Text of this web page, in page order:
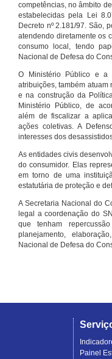
competências, no âmbito
estabelecidas pela Lei
Decreto nº 2.181/97. São,
atendendo diretamente os
consumo local, tendo
Nacional de Defesa do
O Ministério Público e a
atribuições, também atuam
e na construção da
Ministério Público, de
além de fiscalizar a
ações coletivas. A
interesses dos
As entidades civis
do consumidor. Elas
em torno de uma
estatutária de proteção e
A Secretaria Nacional do
legal a coordenação do
que tenham
planejamento,
Nacional de Defesa do
Painel